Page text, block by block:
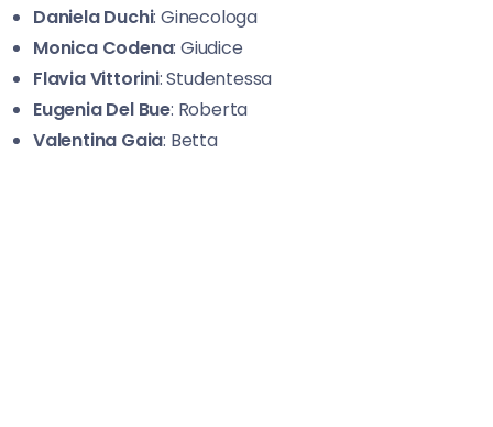
Daniela Duchi: Ginecologa
Monica Codena: Giudice
Flavia Vittorini: Studentessa
Eugenia Del Bue: Roberta
Valentina Gaia: Betta